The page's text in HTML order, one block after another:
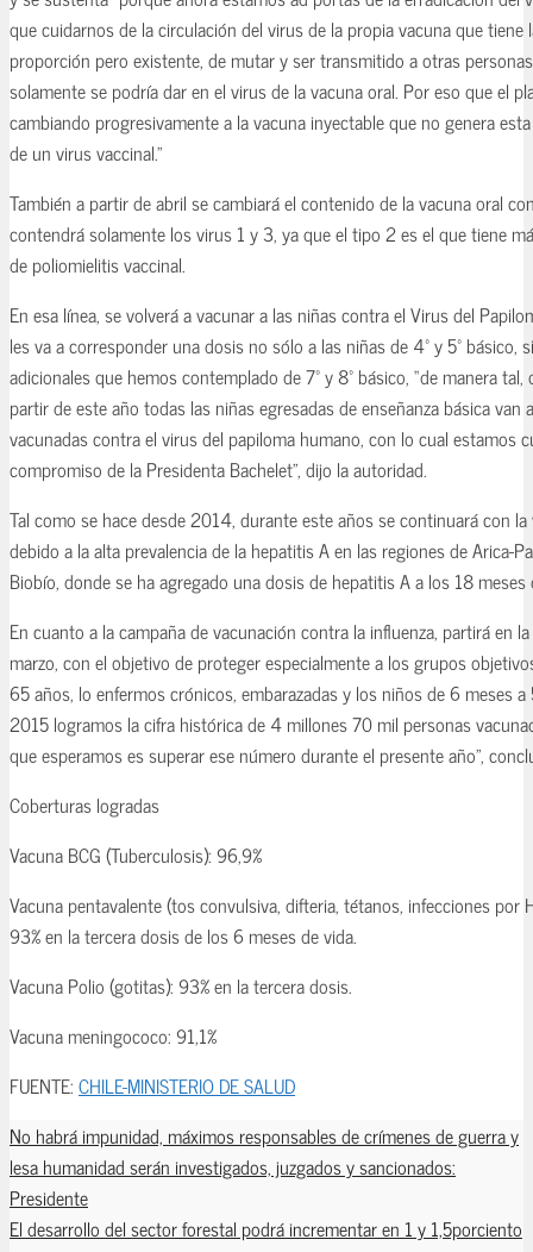
que cuidarnos de la circulación del virus de la propia vacuna que tiene
proporción pero existente, de mutar y ser transmitido a otras
solamente se podría dar en el virus de la vacuna oral. Por eso que el
cambiando progresivamente a la vacuna inyectable que no genera
de un virus vaccinal.”
También a partir de abril se cambiará el contenido de la vacuna oral
contendrá solamente los virus 1 y 3, ya que el tipo 2 es el que tiene
de poliomielitis vaccinal.
En esa línea, se volverá a vacunar a las niñas contra el Virus del
les va a corresponder una dosis no sólo a las niñas de 4º y 5º básico,
adicionales que hemos contemplado de 7º y 8º básico, “de manera
partir de este año todas las niñas egresadas de enseñanza básica van
vacunadas contra el virus del papiloma humano, con lo cual estamos
compromiso de la Presidenta Bachelet”, dijo la autoridad.
Tal como se hace desde 2014, durante este años se continuará con
debido a la alta prevalencia de la hepatitis A en las regiones de Arica-
Biobío, donde se ha agregado una dosis de hepatitis A a los 18 meses
En cuanto a la campaña de vacunación contra la influenza, partirá en
marzo, con el objetivo de proteger especialmente a los grupos
65 años, lo enfermos crónicos, embarazadas y los niños de 6 meses a
2015 logramos la cifra histórica de 4 millones 70 mil personas
que esperamos es superar ese número durante el presente año”,
Coberturas logradas
Vacuna BCG (Tuberculosis): 96,9%
Vacuna pentavalente (tos convulsiva, difteria, tétanos, infecciones por
93% en la tercera dosis de los 6 meses de vida.
Vacuna Polio (gotitas): 93% en la tercera dosis.
Vacuna meningococo: 91,1%
FUENTE:CHILE-MINISTERIO DE SALUD
No habrá impunidad, máximos responsables de crímenes de guerra y
lesa humanidad serán investigados, juzgados y sancionados:
Presidente
El desarrollo del sector forestal podrá incrementar en 1 y 1,5porciento